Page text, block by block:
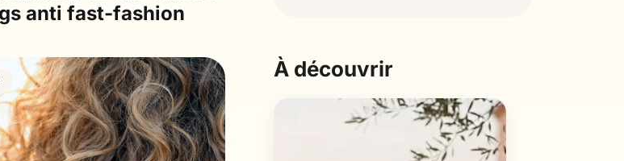
anti fast-fashion
À découvrir